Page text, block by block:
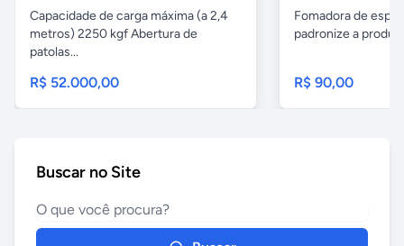
Capacidade de carga máxima (a 2,4
metros) 2250 kgf Abertura de
patolas...
R$ 52.000,00
Fomadora de
padronize a
R$ 90,00
Buscar no Site